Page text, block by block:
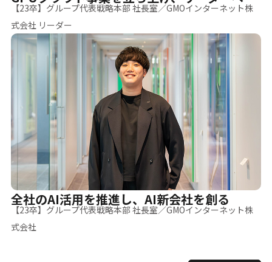
【23卒】グループ代表戦略本部 社長室／GMOインターネット株
式会社 リーダー
全社のAI活用を推進し、AI新会社を創る
【23卒】グループ代表戦略本部 社長室／GMOインターネット株
式会社